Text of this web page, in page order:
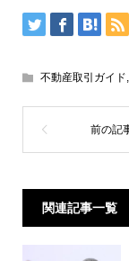
不動産取引ガイド
関連記事一覧